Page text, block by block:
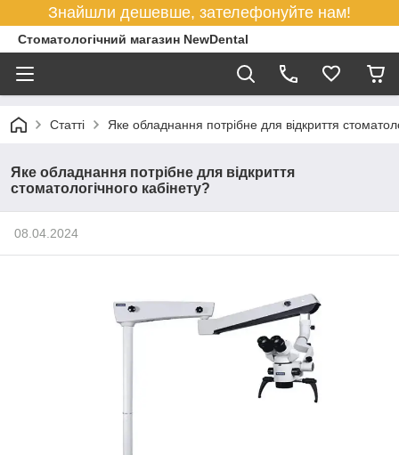
Знайшли дешевше, зателефонуйте нам!
Стоматологічний магазин NewDental
Статті Яке обладнання потрібне для відкриття
Яке обладнання потрібне для відкриття
стоматологічного кабінету?
08.04.2024